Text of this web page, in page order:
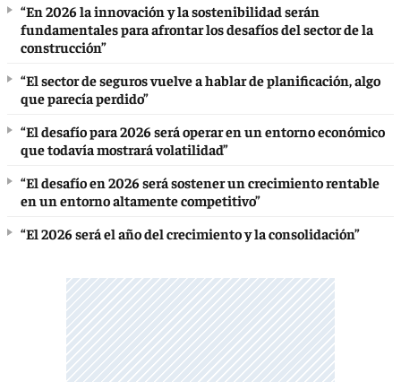
“En 2026 la innovación y la sostenibilidad serán
fundamentales para afrontar los desafíos del sector de la
construcción”
“El sector de seguros vuelve a hablar de planificación, algo
que parecía perdido”
“El desafío para 2026 será operar en un entorno económico
que todavía mostrará volatilidad”
“El desafío en 2026 será sostener un crecimiento rentable
en un entorno altamente competitivo”
“El 2026 será el año del crecimiento y la consolidación”